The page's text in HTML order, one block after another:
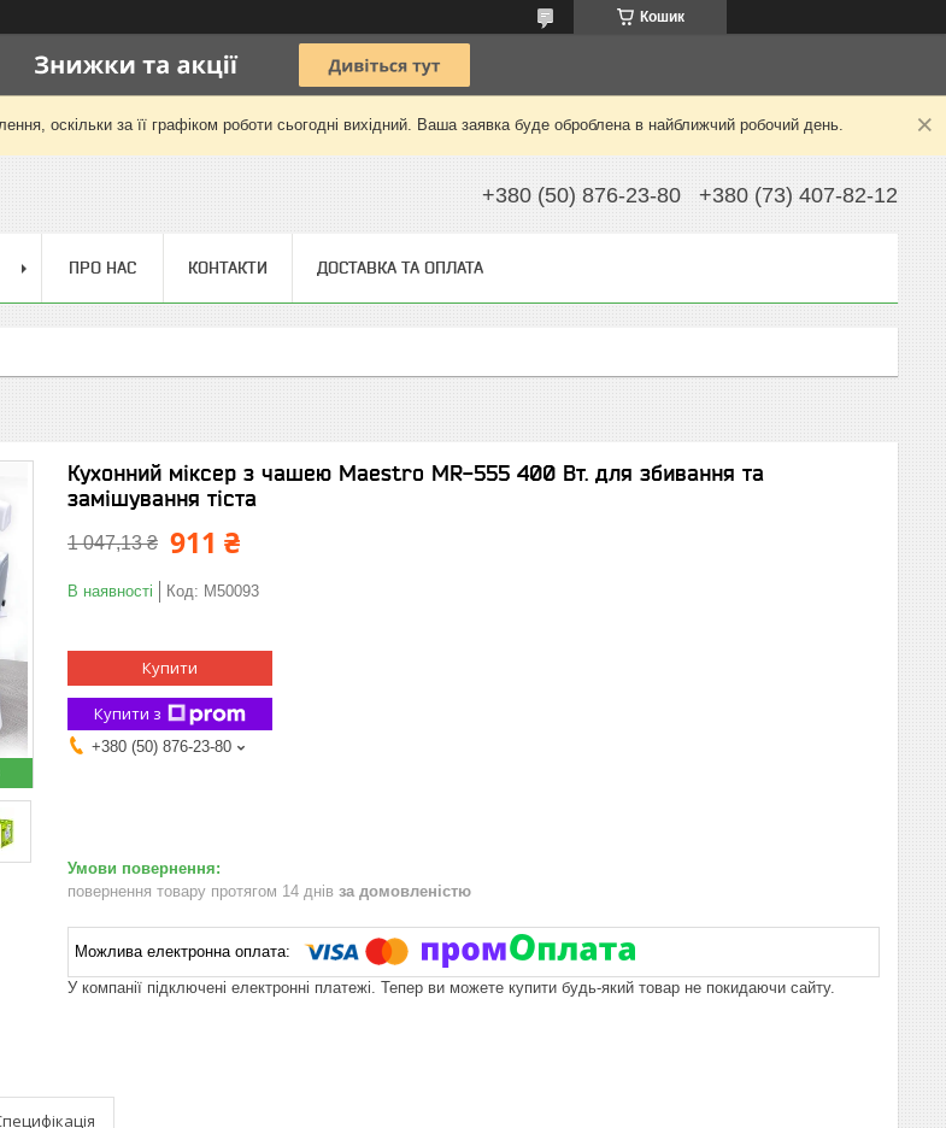
Кошик
оскільки за її графіком роботи сьогодні вихідний. Ваша заявка буде оброблена в найближчий робочий день.
+380 (50) 876-23-80 +380 (73) 407-82-12
ПРО НАС КОНТАКТИ ДОСТАВКА ТА ОПЛАТА
Кухонний міксер з чашею Maestro MR-555 400 Вт. для збивання та
замішування тіста
1 047,13 ₴ 911 ₴
В наявності Код: М50093
Купити
Купити з
+380 (50) 876-23-80
повернення товару протягом 14 днів за домовленістю
У компанії підключені електронні платежі. Тепер ви можете купити будь-який товар не покидаючи сайту.